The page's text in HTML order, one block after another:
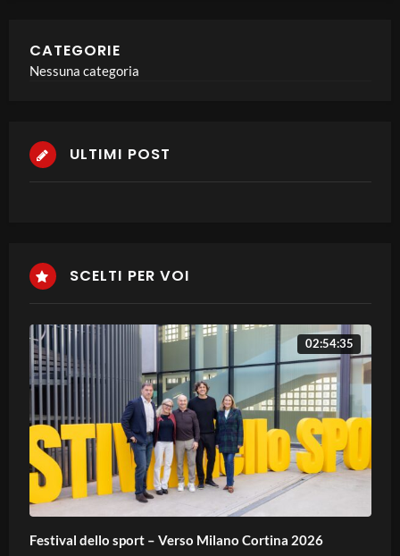
CATEGORIE
Nessuna categoria
ULTIMI POST
SCELTI PER VOI
02:54:35
Festival dello sport – Verso Milano Cortina 2026